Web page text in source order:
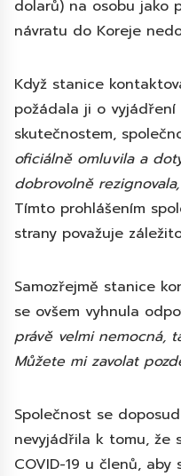
dolarů) na osobu jako
návratu do Koreje
Když stanice
požádala ji o
skutečnostem,
oficiálně omluvila a
dobrovolně
Tímto prohlášením
strany považuje
Samozřejmě stanice
se ovšem vyhnula
právě velmi nemocná,
Můžete mi zavolat
Společnost se
nevyjádřila k tomu, že
COVID-19 u členů,